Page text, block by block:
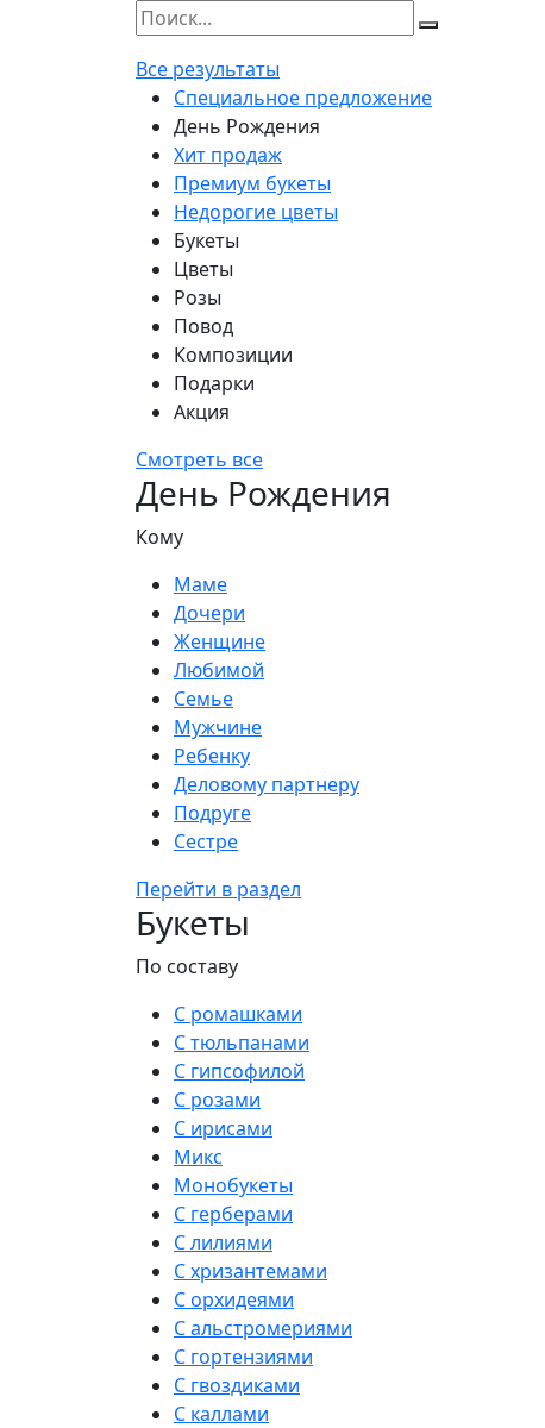
Все результаты
Специальное предложение
День Рождения
Хит продаж
Премиум букеты
Недорогие цветы
Букеты
Цветы
Розы
Повод
Композиции
Подарки
Акция
Смотреть все
День Рождения
Кому
Маме
Дочери
Женщине
Любимой
Семье
Мужчине
Ребенку
Деловому партнеру
Подруге
Сестре
Перейти в раздел
Букеты
По составу
С ромашками
С тюльпанами
С гипсофилой
С розами
С ирисами
Микс
Монобукеты
С герберами
С лилиями
С хризантемами
С орхидеями
С альстромериями
С гортензиями
С гвоздиками
С каллами